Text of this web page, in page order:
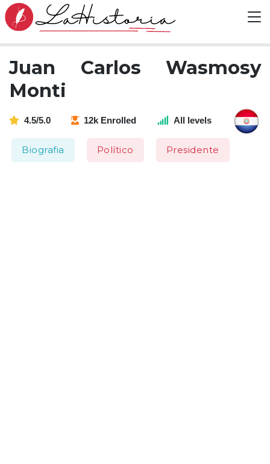
Juan Carlos Wasmosy
Monti
4.5/5.0 12k Enrolled All levels
Biografia Político Presidente